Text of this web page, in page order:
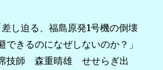
し迫る、福島原発1号機の倒壊
きるのになぜしないのか？」
技師 森重晴雄 せせらぎ出